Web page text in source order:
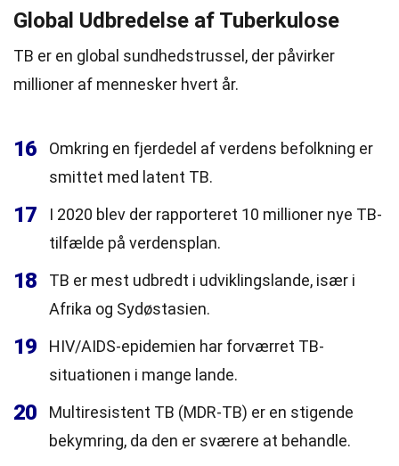
Global Udbredelse af Tuberkulose
TB er en global sundhedstrussel, der påvirker
millioner af mennesker hvert år.
16
Omkring en fjerdedel af verdens befolkning er
smittet med latent TB.
17
I 2020 blev der rapporteret 10 millioner nye TB-
tilfælde på verdensplan.
18
TB er mest udbredt i udviklingslande, især i
Afrika og Sydøstasien.
19
HIV/AIDS-epidemien har forværret TB-
situationen i mange lande.
20
Multiresistent TB (MDR-TB) er en stigende
bekymring, da den er sværere at behandle.